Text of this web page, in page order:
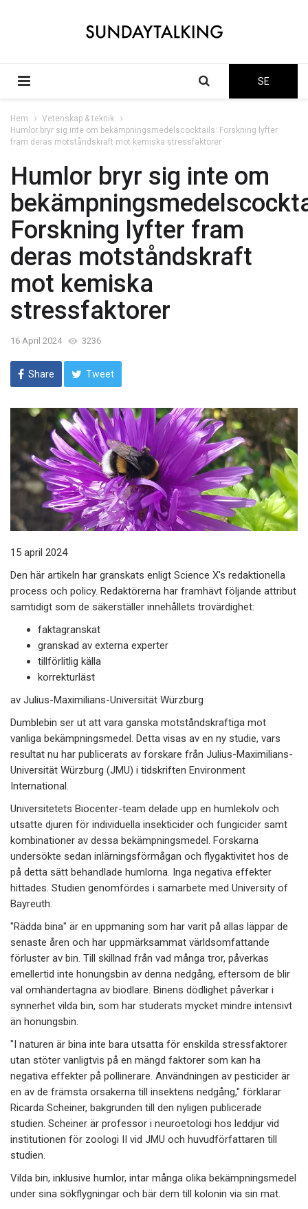
SE
Hem
Vetenskap & teknik
Humlor bryr sig inte om bekämpningsmedelscocktails: Forskning lyfter
fram deras motståndskraft mot kemiska stressfaktorer
Humlor bryr sig inte om
Forskning lyfter fram
deras motståndskraft
mot kemiska
stressfaktorer
16 April 2024 3236
Share Tweet
15 april 2024
Den här artikeln har granskats enligt Science X's redaktionella
process och policy. Redaktörerna har framhävt följande attribut
samtidigt som de säkerställer innehållets trovärdighet:
faktagranskat
granskad av externa experter
tillförlitlig källa
korrekturläst
av Julius-Maximilians-Universität Würzburg
Dumblebin ser ut att vara ganska motståndskraftiga mot
vanliga bekämpningsmedel. Detta visas av en ny studie, vars
resultat nu har publicerats av forskare från Julius-Maximilians-
Universität Würzburg (JMU) i tidskriften Environment
International.
Universitetets Biocenter-team delade upp en humlekolv och
utsatte djuren för individuella insekticider och fungicider samt
kombinationer av dessa bekämpningsmedel. Forskarna
undersökte sedan inlärningsförmågan och flygaktivitet hos de
på detta sätt behandlade humlorna. Inga negativa effekter
hittades. Studien genomfördes i samarbete med University of
Bayreuth.
"Rädda bina" är en uppmaning som har varit på allas läppar de
senaste åren och har uppmärksammat världsomfattande
förluster av bin. Till skillnad från vad många tror, påverkas
emellertid inte honungsbin av denna nedgång, eftersom de blir
väl omhändertagna av biodlare. Binens dödlighet påverkar i
synnerhet vilda bin, som har studerats mycket mindre intensivt
än honungsbin.
"I naturen är bina inte bara utsatta för enskilda stressfaktorer
utan stöter vanligtvis på en mängd faktorer som kan ha
negativa effekter på pollinerare. Användningen av pesticider är
en av de främsta orsakerna till insektens nedgång," förklarar
Ricarda Scheiner, bakgrunden till den nyligen publicerade
studien. Scheiner är professor i neuroetologi hos leddjur vid
institutionen för zoologi II vid JMU och huvudförfattaren till
studien.
Vilda bin, inklusive humlor, intar många olika bekämpningsmedel
under sina sökflygningar och bär dem till kolonin via sin mat.